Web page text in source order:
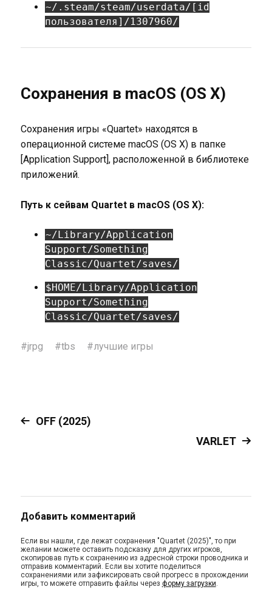
~/.steam/steam/userdata/[id
пользователя]/1307960/
Сохранения в macOS (OS X)
Сохранения игры «Quartet» находятся в
операционной системе macOS (OS X) в папке
[Application Support], расположенной в библиотеке
приложений.
Путь к сейвам Quartet в macOS (OS X):
~/Library/Application
Support/Something
Classic/Quartet/saves/
$HOME/Library/Application
Support/Something
Classic/Quartet/saves/
#jrpg #tbs #лучшие игры
OFF (2025)
VARLET
Добавить комментарий
Если вы нашли, где лежат сохранения "Quartet (2025)", то при
желании можете оставить подсказку для других игроков,
скопировав путь к сохранению из адресной строки проводника и
отправив комментарий. Если вы хотите поделиться
сохранениями или зафиксировать свой прогресс в прохождении
игры, то можете отправить файлы через форму загрузки.